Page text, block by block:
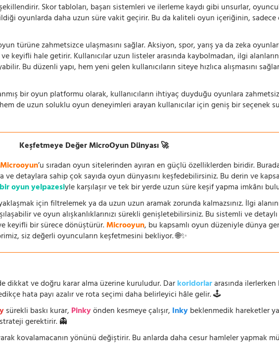
şekillendirir. Skor tabloları, başarı sistemleri ve ilerleme kaydı gibi unsurlar,
oyunlarda daha uzun süre vakit geçirir. Bu da kaliteli oyun içeriğinin,
türüne zahmetsizce ulaşmasını sağlar. Aksiyon, spor, yarış ya da zeka
keyifli hale getirir. Kullanıcılar uzun listeler arasında kaybolmadan, ilgi
Bu düzenli yapı, hem yeni gelen kullanıcıların siteye hızlıca alışmasını
bir oyun platformu olarak, kullanıcıların ihtiyaç duyduğu oyunlara
de uzun soluklu oyun deneyimleri arayan kullanıcılar için geniş bir seçenek
Keşfetmeye Değer MicroOyun Dünyası 🚀
Microoyun’u sıradan oyun sitelerinden ayıran en güçlü özelliklerden biridir.
ve detaylara sahip çok sayıda oyun dünyasını keşfedebilirsiniz. Bu derin ve
oyun yelpazesiyle karşılaşır ve tek bir yerde uzun süre keşif yapma imkânı
için filtrelemek ya da uzun uzun aramak zorunda kalmazsınız. İlgi
ve oyun alışkanlıklarınızı sürekli genişletebilirsiniz. Bu sistemli ve
keyifli bir sürece dönüştürür.Microoyun, bu kapsamlı oyun düzeniyle dünya
siz değerli oyuncuların keşfetmesini bekliyor. 🌐✨
dikkat ve doğru karar alma üzerine kuruludur. Darkoridorlararasında
hata payı azalır ve rota seçimi daha belirleyici hâle gelir. 🕹️
sürekli baskı kurar, Pinkyönden kesmeye çalışır, Inkybeklenmedik hareketler
gerektirir. 👻
kovalamacanın yönünü değiştirir. Bu anlarda daha cesur hamleler yapmak